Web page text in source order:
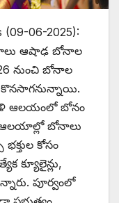
(09-06-2025):
ఆషాఢ బోనాల
నుంచి బోనాల
కొనసాగనున్నాయి.
ఆలయంలో బోనం
ఆలయాల్లో బోనాలు
కోసం
క్యూలైన్లు,
పూర్వంలో